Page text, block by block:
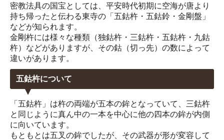
密教法具の国宝としては、平安時代初期に空海が唐より
持ち帰ったと伝わる東寺の「五鈷杵・五鈷鈴・金剛盤」
などが知られます。
金剛杵には様々な種類（独鈷杵・三鈷杵・五鈷杵・九鈷
杵）などがありますが、その鈷（切っ先）の数によって
違いがあります。
五鈷杵について
「五鈷杵」は杵の両端が五本の鉾となっていて、三鈷杵
と同じように真ん中の一本を中心に他の四本の鉾が内側
に向いています。
もともとは五叉の鉾でしたが、その武器が形が変容して